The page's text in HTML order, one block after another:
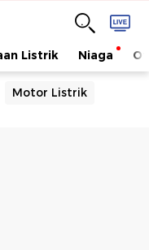
Listrik Niaga
Motor Listrik